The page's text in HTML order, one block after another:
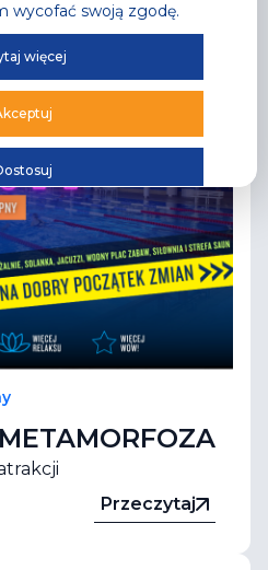
Przeczytaj
wycofać swoją zgodę.
więcej